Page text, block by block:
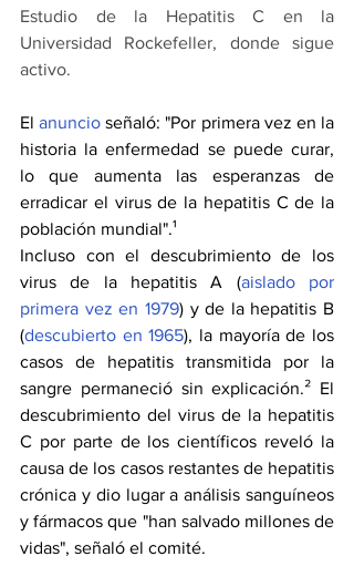
Estudio de la Hepatitis C en la
Universidad Rockefeller, donde sigue
activo.
El anuncio señaló: "Por primera vez en la
historia la enfermedad se puede curar,
lo que aumenta las esperanzas de
erradicar el virus de la hepatitis C de la
población mundial".¹
Incluso con el descubrimiento de los
virus de la hepatitis A (aislado por
primera vez en 1979) y de la hepatitis B
(descubierto en 1965), la mayoría de los
casos de hepatitis transmitida por la
sangre permaneció sin explicación.² El
descubrimiento del virus de la hepatitis
C por parte de los científicos reveló la
causa de los casos restantes de hepatitis
crónica y dio lugar a análisis sanguíneos
y fármacos que "han salvado millones de
vidas", señaló el comité.